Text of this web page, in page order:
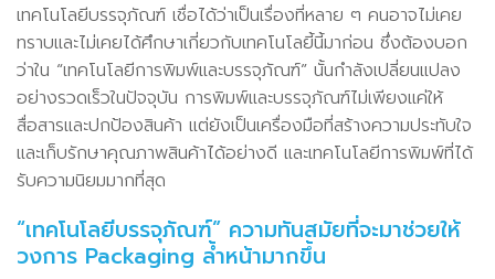
เทคโนโลยีบรรจุภัณฑ์ เชื่อได้ว่าเป็นเรื่องที่หลาย ๆ คนอาจไม่เคย
ทราบและไม่เคยได้ศึกษาเกี่ยวกับเทคโนโลยี้นี้มาก่อน ซึ่งต้องบอก
ว่าใน “เทคโนโลยีการพิมพ์และบรรจุภัณฑ์” นั้นกำลังเปลี่ยนแปลง
อย่างรวดเร็วในปัจจุบัน การพิมพ์และบรรจุภัณฑ์ไม่เพียงแค่ให้
สื่อสารและปกป้องสินค้า แต่ยังเป็นเครื่องมือที่สร้างความประทับใจ
และเก็บรักษาคุณภาพสินค้าได้อย่างดี และเทคโนโลยีการพิมพ์ที่ได้
รับความนิยมมากที่สุด
“เทคโนโลยีบรรจุภัณฑ์” ความทันสมัยที่จะมาช่วยให้
วงการ Packaging ล้ำหน้ามากขึ้น